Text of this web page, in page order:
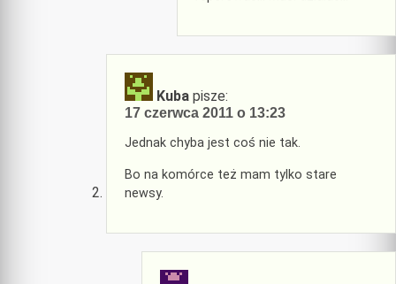
Kuba pisze:
17 czerwca 2011 o 13:23
Jednak chyba jest coś nie tak.
Bo na komórce też mam tylko stare
newsy.